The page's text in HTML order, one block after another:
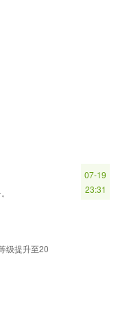
07-19
23:31
级提升至20